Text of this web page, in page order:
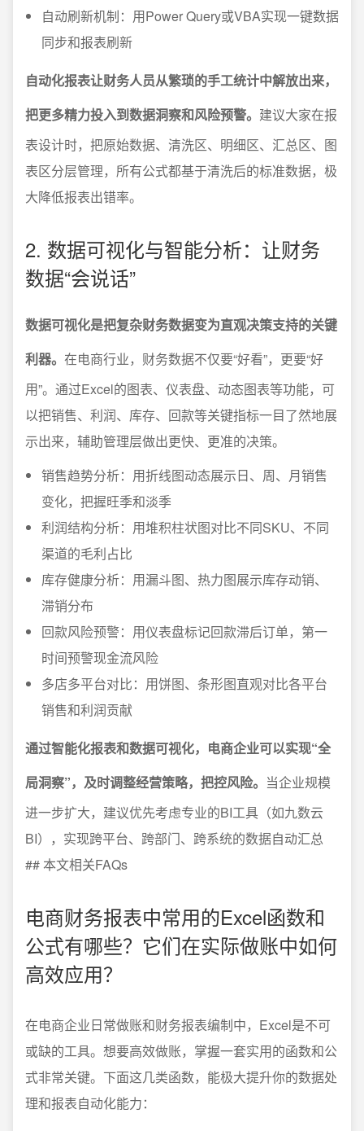
自动刷新机制：用Power Query或VBA实现一键数据
同步和报表刷新
自动化报表让财务人员从繁琐的手工统计中解放出来，
把更多精力投入到数据洞察和风险预警。 建议大家在报
表设计时，把原始数据、清洗区、明细区、汇总区、图
表区分层管理，所有公式都基于清洗后的标准数据，极
大降低报表出错率。
2. 数据可视化与智能分析：让财务
数据“会说话”
数据可视化是把复杂财务数据变为直观决策支持的关键
利器。 在电商行业，财务数据不仅要“好看”，更要“好
用”。通过Excel的图表、仪表盘、动态图表等功能，可
以把销售、利润、库存、回款等关键指标一目了然地展
示出来，辅助管理层做出更快、更准的决策。
销售趋势分析：用折线图动态展示日、周、月销售
变化，把握旺季和淡季
利润结构分析：用堆积柱状图对比不同SKU、不同
渠道的毛利占比
库存健康分析：用漏斗图、热力图展示库存动销、
滞销分布
回款风险预警：用仪表盘标记回款滞后订单，第一
时间预警现金流风险
多店多平台对比：用饼图、条形图直观对比各平台
销售和利润贡献
通过智能化报表和数据可视化，电商企业可以实现“全
局洞察”，及时调整经营策略，把控风险。 当企业规模
进一步扩大，建议优先考虑专业的BI工具（如九数云
BI），实现跨平台、跨部门、跨系统的数据自动汇总
## 本文相关FAQs
电商财务报表中常用的Excel函数和
公式有哪些？它们在实际做账中如何
高效应用？
在电商企业日常做账和财务报表编制中，Excel是不可
或缺的工具。想要高效做账，掌握一套实用的函数和公
式非常关键。下面这几类函数，能极大提升你的数据处
理和报表自动化能力：